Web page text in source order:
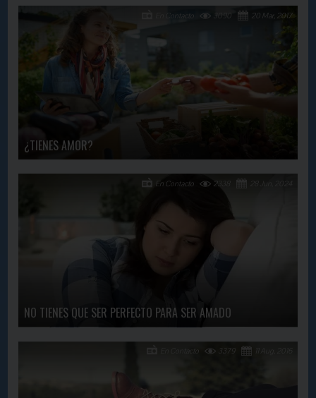
¿TIENES AMOR?
20 Mar, 2017
3090
En Contacto
NO TIENES QUE SER PERFECTO PARA SER AMADO
28 Jun, 2024
2338
En Contacto
3379
En Contacto